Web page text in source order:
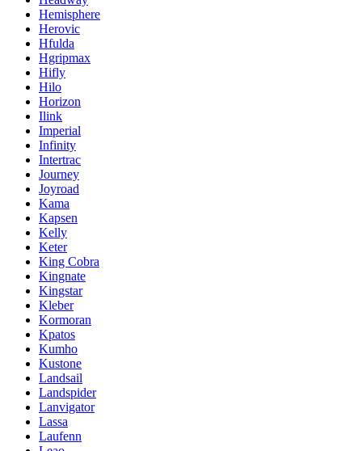
Hemisphere
Herovic
Hfulda
Hgripmax
Hifly
Hilo
Horizon
Ilink
Imperial
Infinity
Intertrac
Journey
Joyroad
Kama
Kapsen
Kelly
Keter
King Cobra
Kingnate
Kingstar
Kleber
Kormoran
Kpatos
Kumho
Kustone
Landsail
Landspider
Lanvigator
Lassa
Laufenn